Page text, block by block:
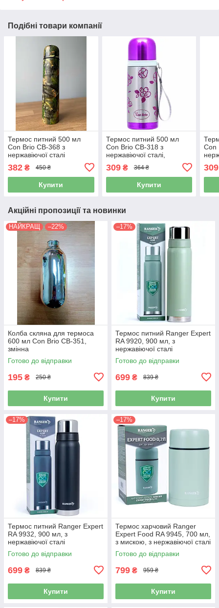
Подібні товари компанії
Термос питний 500 мл
Con Brio CB-368 з
нержавіючої сталі
382 ₴ 450 ₴
Купити
Термос питний 500 мл
Con Brio CB-318 з
нержавіючої сталі,
309₴ 364 ₴
Купити
Con
309
Акційні пропозиції та новинки
НАЙКРАЩ –22%
Колба скляна для термоса
600 мл Con Brio CB-351,
змінна
Готово до відправки
195 ₴ 250 ₴
Купити
–17%
Термос питний Ranger Expert
RA 9920, 900 мл, з
нержавіючої сталі
Готово до відправки
699 ₴ 839 ₴
Купити
–17%
Термос питний Ranger Expert
RA 9932, 900 мл, з
нержавіючої сталі
Готово до відправки
699 ₴ 839 ₴
Купити
–17%
Термос харчовий Ranger
Expert Food RA 9945, 700 мл,
з мискою, з нержавіючої сталі
Готово до відправки
799 ₴ 959 ₴
Купити